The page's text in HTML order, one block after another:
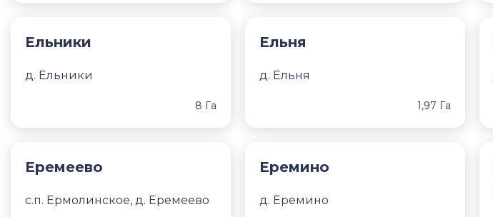
Ельники
д. Ельники
8 Га
Ельня
д. Ельня
1,97 Га
Еремеево
с.п. Ермолинское, д. Еремеево
Еремино
д. Еремино